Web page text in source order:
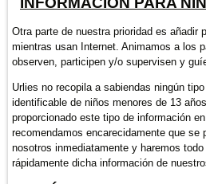
Otra parte de nuestra prioridad es añadir
mientras usan Internet. Animamos a los
observen, participen y/o supervisen y
Urlies no recopila a sabiendas ningún
identificable de niños menores de 13
proporcionado este tipo de información
recomendamos encarecidamente que se
nosotros inmediatamente y haremos
rápidamente dicha información de